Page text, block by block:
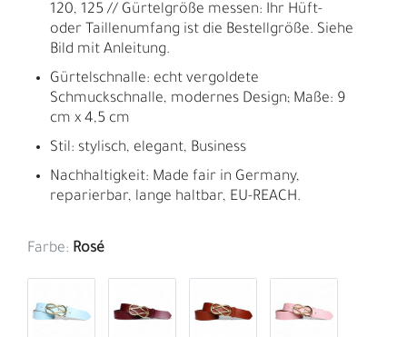
120, 125 // Gürtelgröße messen: Ihr Hüft-
oder Taillenumfang ist die Bestellgröße. Siehe
Bild mit Anleitung.
Gürtelschnalle: echt vergoldete
Schmuckschnalle, modernes Design; Maße: 9
cm x 4,5 cm
Stil: stylisch, elegant, Business
Nachhaltigkeit: Made fair in Germany,
reparierbar, lange haltbar, EU-REACH.
Farbe: Rosé